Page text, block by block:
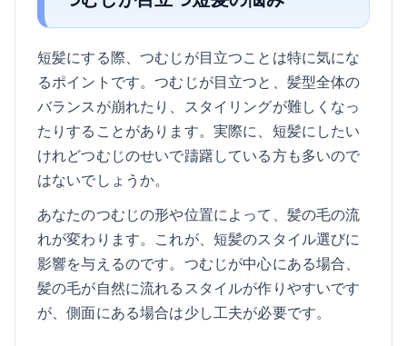
短髪にする際、つむじが目立つことは特に気にな
るポイントです。つむじが目立つと、髪型全体の
バランスが崩れたり、スタイリングが難しくなっ
たりすることがあります。実際に、短髪にしたい
けれどつむじのせいで躊躇している方も多いので
はないでしょうか。
あなたのつむじの形や位置によって、髪の毛の流
れが変わります。これが、短髪のスタイル選びに
影響を与えるのです。つむじが中心にある場合、
髪の毛が自然に流れるスタイルが作りやすいです
が、側面にある場合は少し工夫が必要です。